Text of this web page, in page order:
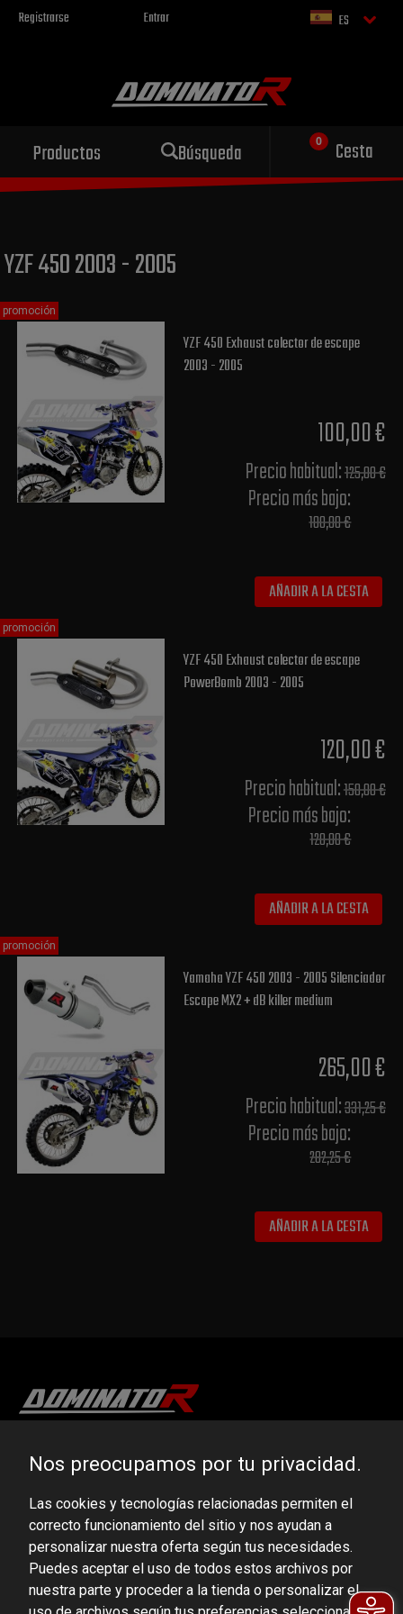
Registrarse Entrar ES
Productos Búsqueda Cesta
Escape deportivo
para tu motocicleta
YZF 450 2003 - 2005
YZF 450 Exhaust colector de escape
2003 - 2005
100,00 €
Precio habitual​:125,00 €
Precio más bajo​:
100,00 €
AÑADIR A LA CESTA
promoción
YZF 450 Exhaust colector de escape
PowerBomb 2003 - 2005
120,00 €
Precio habitual​:150,00 €
Precio más bajo​:
120,00 €
AÑADIR A LA CESTA
promoción
Yamaha YZF 450 2003 - 2005 Silenciador
Escape MX2 + dB killer medium
265,00 €
Precio habitual​:331,25 €
Precio más bajo​:
282,25 €
AÑADIR A LA CESTA
promoción
DOMINATOR GROUP Sp. z o.o.
Ludowa 59, 43-514 Kaniów, POLAND
VAT ID No.: 6521751083
dominator@dominator.pl
Nos preocupamos por tu privacidad.
Las cookies y tecnologías relacionadas permiten el
correcto funcionamiento del sitio y nos ayudan a
personalizar nuestra oferta según tus necesidades.
Puedes aceptar el uso de todos estos archivos por
nuestra parte y proceder a la tienda o personalizar el